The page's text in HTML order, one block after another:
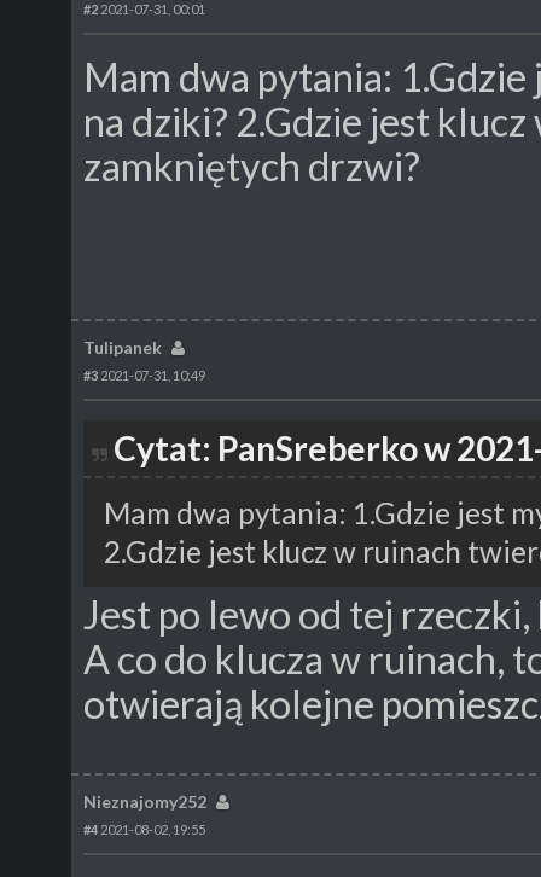
#2 2021-07-31, 00:01
Mam dwa pytania:
na dziki? 2.Gdzie jest
zamkniętych drzwi?
Tulipanek
#3 2021-07-31, 10:49
Cytat: PanSreberko w
Mam dwa pytania: 1.Gdzie jest
2.Gdzie jest klucz w ruinach
Jest po lewo od tej
A co do klucza w ruinach,
otwierają kolejne
Nieznajomy252
#4 2021-08-02, 19:55